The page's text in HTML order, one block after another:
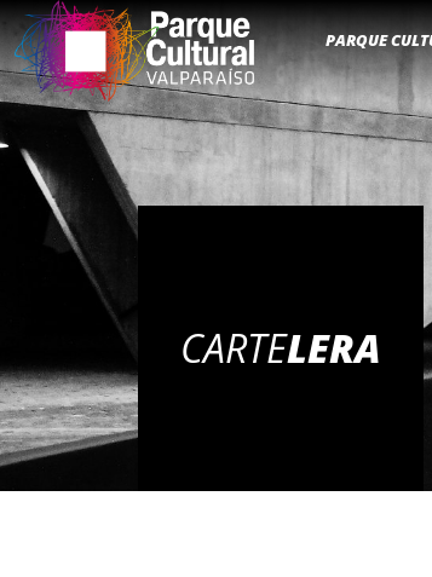
PARQUE
CARTELERA